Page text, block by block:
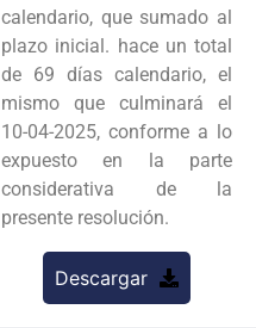
calendario, que sumado al
plazo inicial. hace un total
de 69 días calendario, el
mismo que culminará el
10-04-2025, conforme a lo
expuesto en la parte
considerativa de la
presente resolución.
Descargar